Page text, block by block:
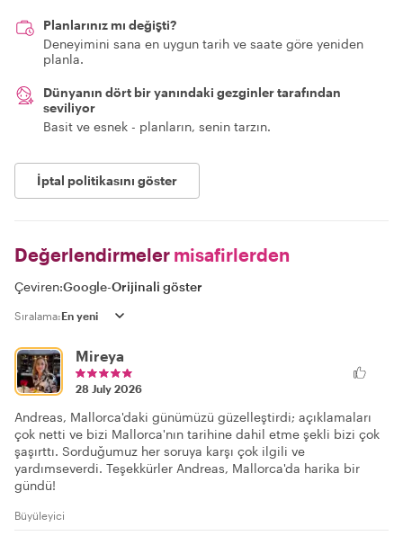
Planlarınız mı değişti?
Deneyimini sana en uygun tarih ve saate göre yeniden
planla.
Dünyanın dört bir yanındaki gezginler tarafından
seviliyor
Basit ve esnek - planların, senin tarzın.
İptal politikasını göster
Değerlendirmeler misafirlerden
Çeviren:Google-Orijinali göster
Sıralama:
Mireya
28 July 2026
Andreas, Mallorca'daki günümüzü güzelleştirdi; açıklamaları
çok netti ve bizi Mallorca'nın tarihine dahil etme şekli bizi çok
şaşırttı. Sorduğumuz her soruya karşı çok ilgili ve
yardımseverdi. Teşekkürler Andreas, Mallorca'da harika bir
gündü!
Büyüleyici